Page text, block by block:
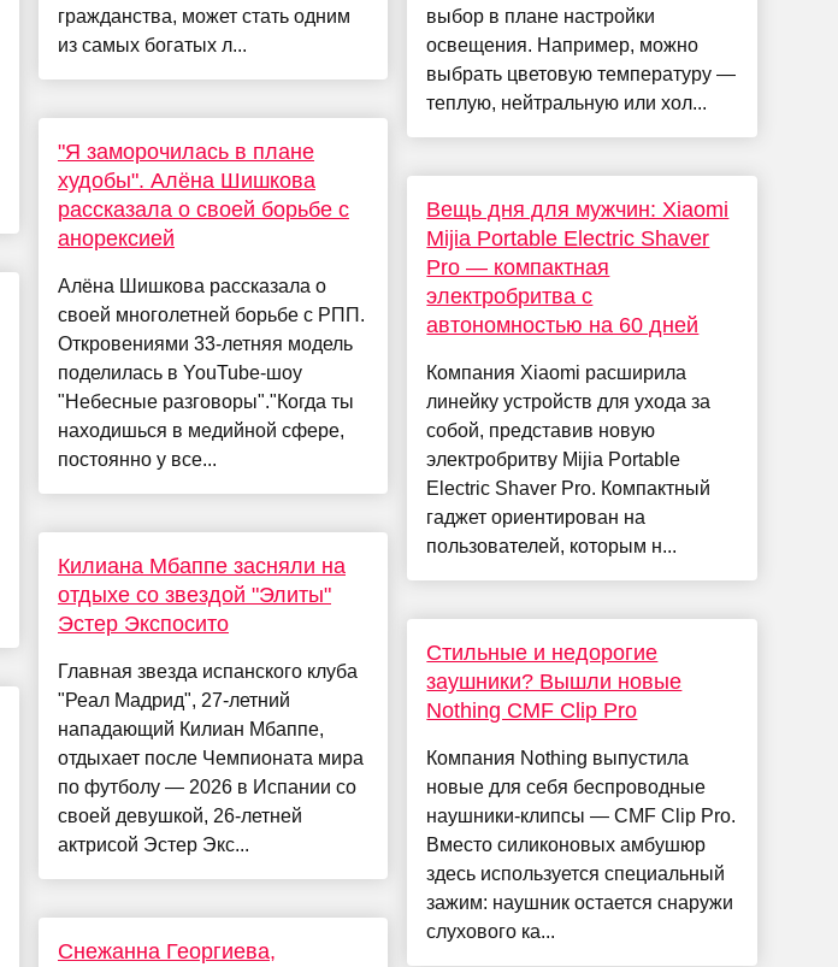
гражданства, может стать одним
из самых богатых л...
"Я заморочилась в плане
худобы". Алёна Шишкова
рассказала о своей борьбе с
анорексией
Алёна Шишкова рассказала о
своей многолетней борьбе с РПП.
Откровениями 33-летняя модель
поделилась в YouTube-шоу
"Небесные разговоры"."Когда ты
находишься в медийной сфере,
постоянно у все...
Килиана Мбаппе засняли на
отдыхе со звездой "Элиты"
Эстер Экспосито
Главная звезда испанского клуба
"Реал Мадрид", 27-летний
нападающий Килиан Мбаппе,
отдыхает после Чемпионата мира
по футболу — 2026 в Испании со
своей девушкой, 26-летней
актрисой Эстер Экс...
Снежанна Георгиева,
выбор в плане настройки
освещения. Например, можно
выбрать цветовую температуру —
теплую, нейтральную или хол...
Вещь дня для мужчин: Xiaomi
Mijia Portable Electric Shaver
Pro — компактная
электробритва с
автономностью на 60 дней
Компания Xiaomi расширила
линейку устройств для ухода за
собой, представив новую
электробритву Mijia Portable
Electric Shaver Pro. Компактный
гаджет ориентирован на
пользователей, которым н...
Стильные и недорогие
заушники? Вышли новые
Nothing CMF Clip Pro
Компания Nothing выпустила
новые для себя беспроводные
наушники-клипсы — CMF Clip Pro.
Вместо силиконовых амбушюр
здесь используется специальный
зажим: наушник остается снаружи
слухового ка...